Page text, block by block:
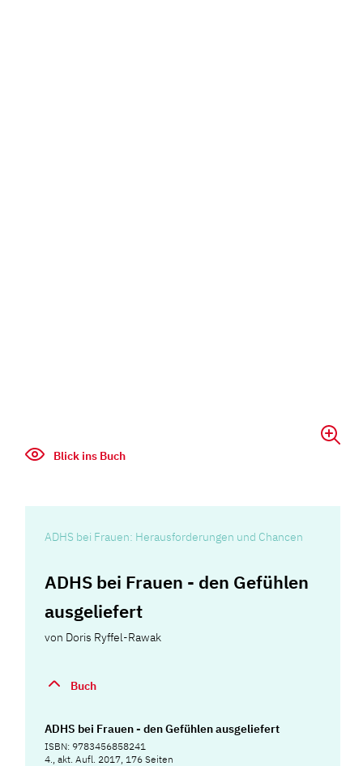
Blick ins Buch
ADHS bei Frauen: Herausforderungen und Chancen
ADHS bei Frauen - den Gefühlen
ausgeliefert
von Doris Ryffel-Rawak
Buch
ADHS bei Frauen - den Gefühlen ausgeliefert
ISBN: 9783456858241
4., akt. Aufl. 2017, 176 Seiten